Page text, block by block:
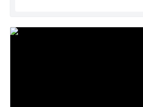
Solicitação de Remoção: Instituições Escolares